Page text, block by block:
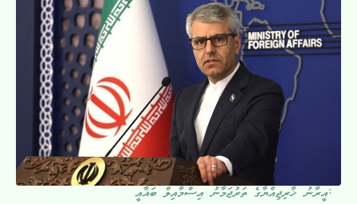
އީރާނު ޚާރިޖިއްޔާގެ ތަރުޖަމާނު އިސްމާއިލް ބަޣާއީ: